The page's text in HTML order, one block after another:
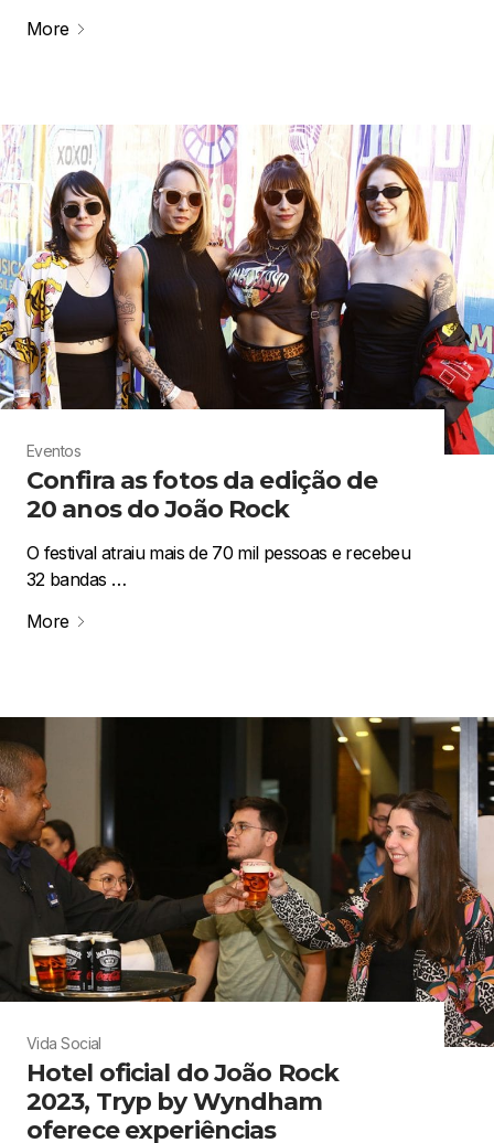
More
Eventos
Confira as fotos da edição de
20 anos do João Rock
O festival atraiu mais de 70 mil pessoas e recebeu
32 bandas …
More
Vida Social
Hotel oficial do João Rock
2023, Tryp by Wyndham
oferece experiências